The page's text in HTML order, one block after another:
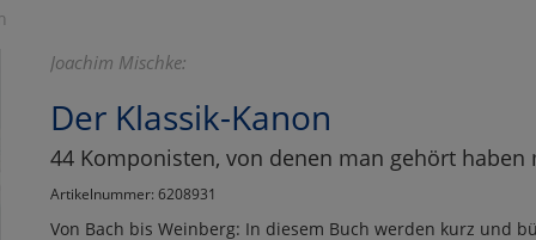
Joachim Mischke:
Der Klassik-Kanon
44 Komponisten, von denen man gehört haben
Artikelnummer: 6208931
Von Bach bis Weinberg: In diesem Buch werden kurz und